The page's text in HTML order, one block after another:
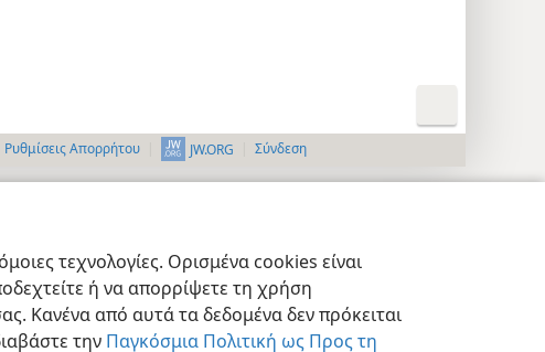
τεχνολογίες. Ορισμένα cookies είναι
ή να απορρίψετε τη χρήση
Κανένα από αυτά τα δεδομένα δεν πρόκειται
την Παγκόσμια Πολιτική ως Προς τη
Ρυθμίσεις Απορρήτου JW.ORG Σύνδεση